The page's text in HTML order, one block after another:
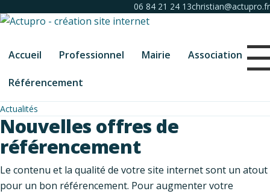
06 84 21 24 13christian@actupro.fr
Accueil Professionnel Mairie Association
Référencement
Actualités
Nouvelles offres de
référencement
Le contenu et la qualité de votre site internet sont un atout
pour un bon référencement. Pour augmenter votre